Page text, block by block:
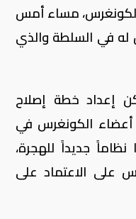
مساء أمس
له في السلطة والذي
إعداد خطة إصلاح
الكونغرس في
جديداً للهجرة،
على الاعتماد على